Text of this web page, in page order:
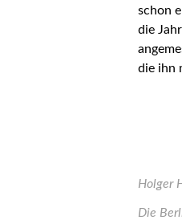
schon
die
die ihn
Holger
Die